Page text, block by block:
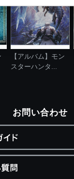
【アルバム】モン
スターハンタ...
お問い合わせ